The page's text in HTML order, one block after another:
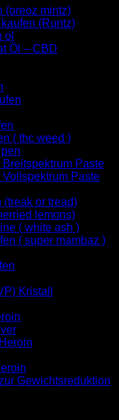
(oreoz mintz)
(Runtz)
ol
Öl – CBD
( thc weed )
Paste
Paste
or tread)
lemons)
( white ash )
( super mambaz )
Kristall
Gewichtsreduktion